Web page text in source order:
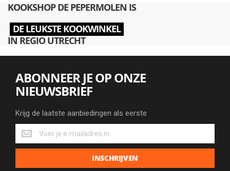
KOOKSHOP DE PEPERMOLEN IS
DE LEUKSTE KOOKWINKEL
IN REGIO UTRECHT
ABONNEER JE OP ONZE
NIEUWSBRIEF
Krijg de laatste aanbiedingen als eerste
Krijg
de
laatste
INSCHRIJVEN